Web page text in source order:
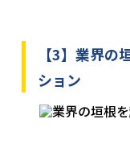
【3】業界の
ション